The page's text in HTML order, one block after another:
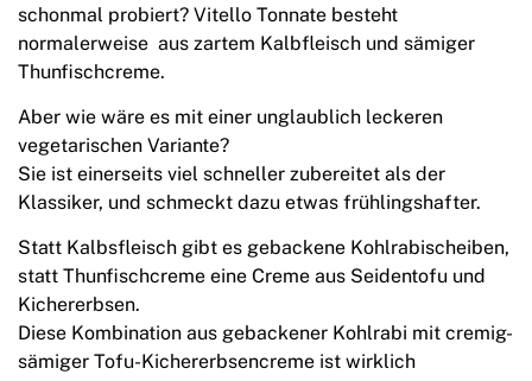
schonmal probiert? Vitello Tonnate besteht
normalerweise aus zartem Kalbfleisch und sämiger
Thunfischcreme.
Aber wie wäre es mit einer unglaublich leckeren
vegetarischen Variante?
Sie ist einerseits viel schneller zubereitet als der
Klassiker, und schmeckt dazu etwas frühlingshafter.
Statt Kalbsfleisch gibt es gebackene Kohlrabischeiben,
statt Thunfischcreme eine Creme aus Seidentofu und
Kichererbsen.
Diese Kombination aus gebackener Kohlrabi mit cremig-
sämiger Tofu-Kichererbsencreme ist wirklich